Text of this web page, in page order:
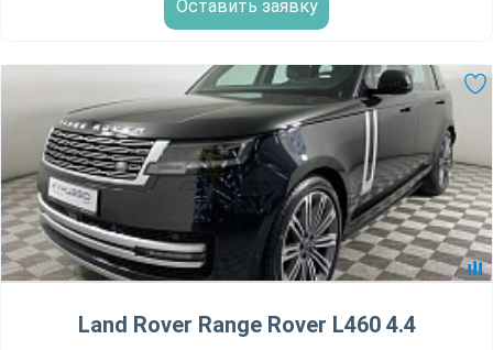
Оставить заявку
Land Rover Range Rover L460 4.4